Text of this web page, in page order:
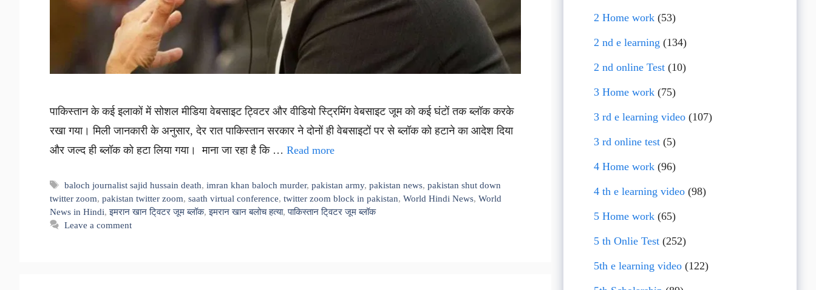
पाकिस्तान के कई इलाकों में सोशल मीडिया वेबसाइट ट्विटर और वीडियो स्ट्रिमिंग वेबसाइट जूम को कई घंटों तक ब्लॉक करके
रखा गया। मिली जानकारी के अनुसार, देर रात पाकिस्तान सरकार ने दोनों ही वेबसाइटों पर से ब्लॉक को हटाने का आदेश दिया
और जल्द ही ब्लॉक को हटा लिया गया। माना जा रहा है कि … Read more
Tags
baloch journalist sajid hussain death,imran khan baloch murder,pakistan army,pakistan news,pakistan shut down
twitter zoom, pakistan twitter zoom, saath virtual conference, twitter zoom block in pakistan, World Hindi News, World
News in Hindi,इमरान खान टि्वटर जूम ब्लॉक,इमरान खान बलोच हत्या,पाकिस्तान टि्वटर जूम ब्लॉक
Leave a comment
2 Home work (53)
2 nd e learning (134)
2 nd online Test (10)
3 Home work (75)
3 rd e learning video (107)
3 rd online test (5)
4 Home work (96)
4 th e learning video (98)
5 Home work (65)
5 th Onlie Test (252)
5th e learning video (122)